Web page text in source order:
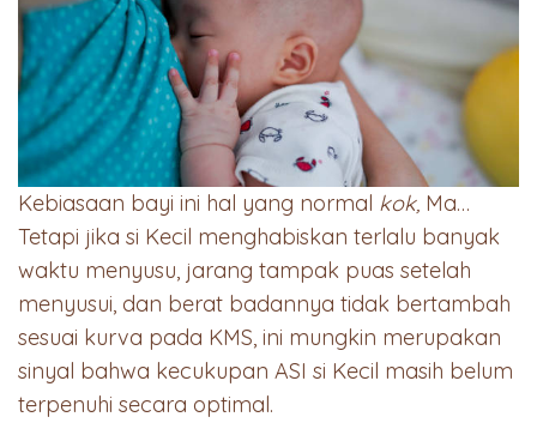
Kebiasaan bayi ini hal yang normal kok, Ma…
Tetapi jika si Kecil menghabiskan terlalu banyak
waktu menyusu, jarang tampak puas setelah
menyusui, dan berat badannya tidak bertambah
sesuai kurva pada KMS, ini mungkin merupakan
sinyal bahwa kecukupan ASI si Kecil masih belum
terpenuhi secara optimal.